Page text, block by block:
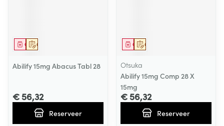
Op voorschrift
Geneesmiddel
Abilify 15mg Abacus Tabl 28
€ 56,32
Reserveer
Op voorschrift
Geneesmiddel
Otsuka
Abilify 15mg Comp 28 X
15mg
€ 56,32
Reserveer